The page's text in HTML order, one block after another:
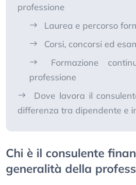
professione
Laurea e percorso
Corsi, concorsi ed
Formazione
professione
Dove lavora il
differenza tra dipendente e
Chi è il consulente
generalità della